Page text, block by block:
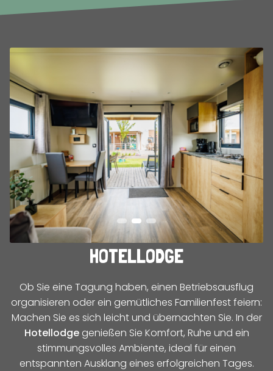
HOTELLODGE
Ob Sie eine Tagung haben, einen Betriebsausflug
organisieren oder ein gemütliches Familienfest feiern:
Machen Sie es sich leicht und übernachten Sie. In der
Hotellodgegenießen Sie Komfort, Ruhe und ein
stimmungsvolles Ambiente, ideal für einen
entspannten Ausklang eines erfolgreichen Tages.